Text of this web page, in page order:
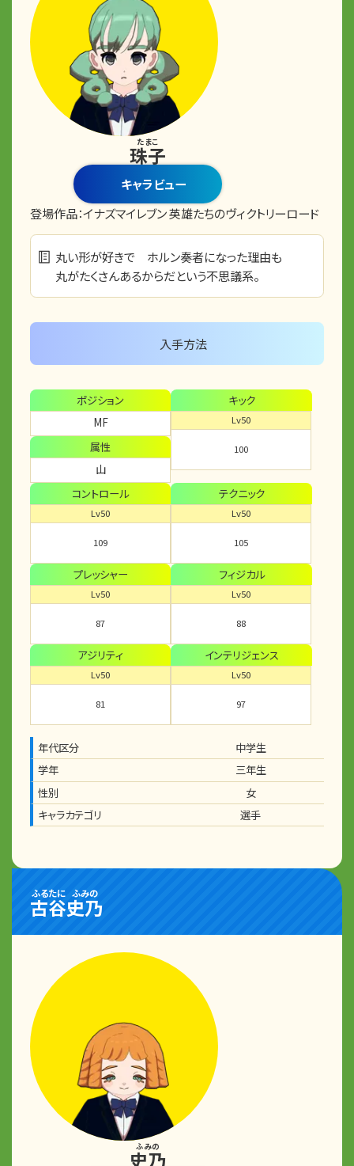
珠子
たまこ
キャラビュー
登場作品：イナズマイレブン 英雄たちのヴィクトリーロード
丸い形が好きで ホルン奏者になった理由も
丸がたくさんあるからだという不思議系。
入手方法
ポジション
MF
属性
山
キック
Lv50
100
コントロール
Lv50
109
テクニック
Lv50
105
プレッシャー
Lv50
87
フィジカル
Lv50
88
アジリティ
Lv50
81
インテリジェンス
Lv50
97
年代区分
中学生
学年
三年生
性別
女
キャラカテゴリ
選手
古谷
ふるたに
史乃
ふみの
史乃
ふみの